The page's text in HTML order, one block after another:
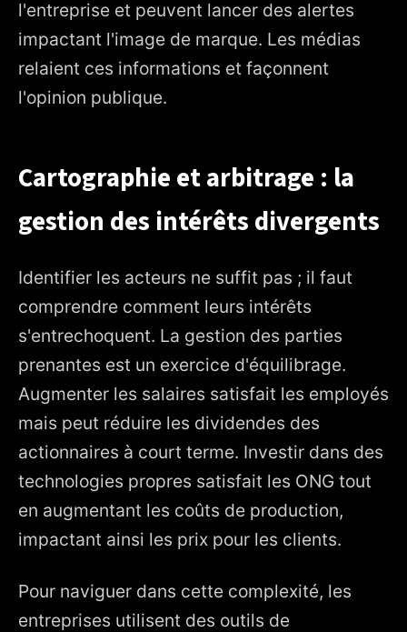
l'entreprise et peuvent lancer des alertes
impactant l'image de marque. Les médias
relaient ces informations et façonnent
l'opinion publique.
Cartographie et arbitrage : la
gestion des intérêts divergents
Identifier les acteurs ne suffit pas ; il faut
comprendre comment leurs intérêts
s'entrechoquent. La gestion des parties
prenantes est un exercice d'équilibrage.
Augmenter les salaires satisfait les employés
mais peut réduire les dividendes des
actionnaires à court terme. Investir dans des
technologies propres satisfait les ONG tout
en augmentant les coûts de production,
impactant ainsi les prix pour les clients.
Pour naviguer dans cette complexité, les
entreprises utilisent des outils de